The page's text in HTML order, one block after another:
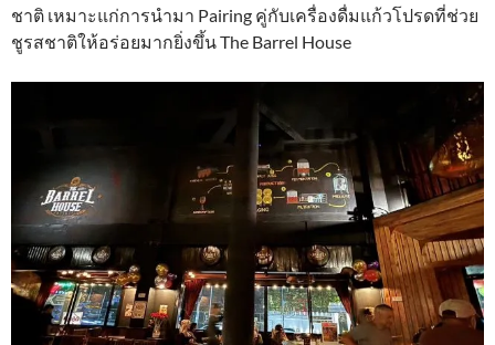
ชาติ เหมาะแก่การนำมา Pairing คู่กับเครื่องดื่มแก้วโปรดที่ช่วย
ชูรสชาติให้อร่อยมากยิ่งขึ้น The Barrel House